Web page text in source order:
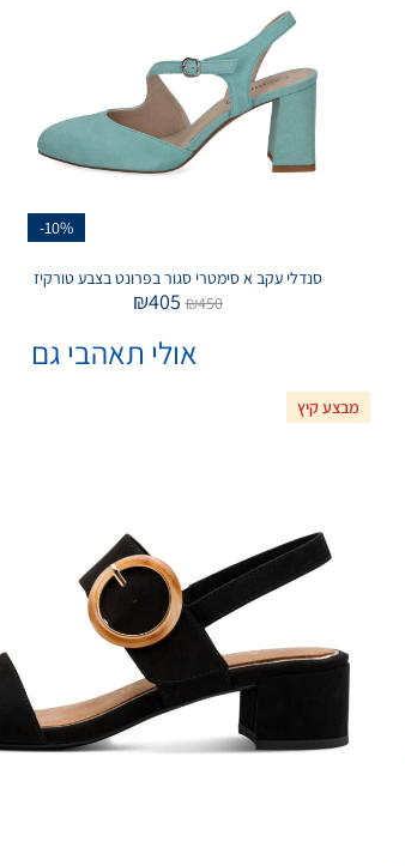
-10%
סנדלי עקב א סימטרי סגור בפרונט בצבע טורקיז
₪450
₪405
אולי תאהבי גם
מבצע קיץ